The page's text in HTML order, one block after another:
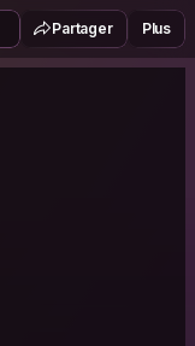
Partager Plus